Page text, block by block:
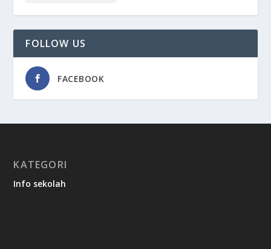
FOLLOW US
FACEBOOK
KATEGORI
Info sekolah